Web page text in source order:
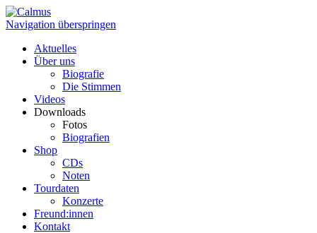
Navigation überspringen
Aktuelles
Über uns
Biografie
Die Stimmen
Videos
Downloads
Fotos
Biografien
Shop
CDs
Noten
Tourdaten
Konzerte
Freund:innen
Kontakt